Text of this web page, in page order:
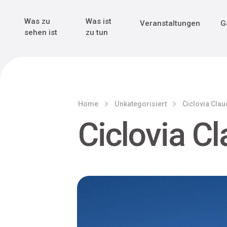
Main Navigation
Was zu
sehen ist
Was ist
zu tun
Veranstaltungen
Home Unkategorisiert Ciclovia
Ciclovia